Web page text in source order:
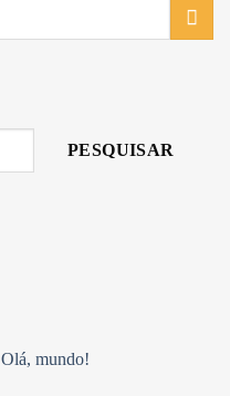
PESQUISAR
Olá, mundo!